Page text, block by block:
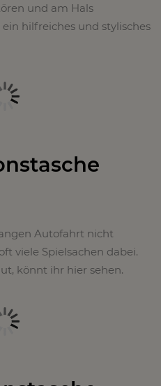
und am Hals
hilfreiches und stylisches
Autofahrt nicht
viele Spielsachen dabei.
könnt ihr hier sehen.